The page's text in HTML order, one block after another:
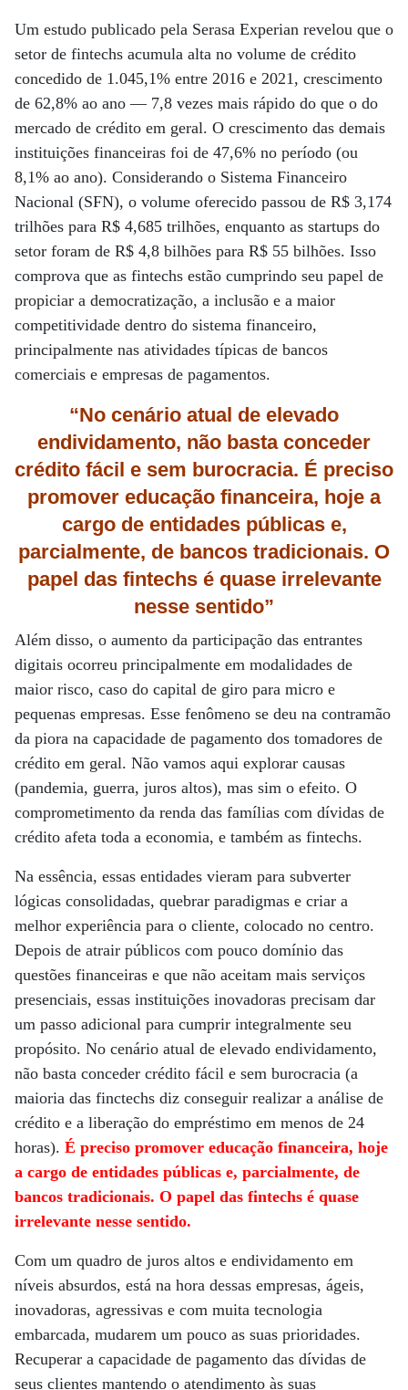
Um estudo publicado pela Serasa Experian revelou que o
setor de fintechs acumula alta no volume de crédito
concedido de 1.045,1% entre 2016 e 2021, crescimento
de 62,8% ao ano — 7,8 vezes mais rápido do que o do
mercado de crédito em geral. O crescimento das demais
instituições financeiras foi de 47,6% no período (ou
8,1% ao ano). Considerando o Sistema Financeiro
Nacional (SFN), o volume oferecido passou de R$ 3,174
trilhões para R$ 4,685 trilhões, enquanto as startups do
setor foram de R$ 4,8 bilhões para R$ 55 bilhões. Isso
comprova que as fintechs estão cumprindo seu papel de
propiciar a democratização, a inclusão e a maior
competitividade dentro do sistema financeiro,
principalmente nas atividades típicas de bancos
comerciais e empresas de pagamentos.
“No cenário atual de elevado
endividamento, não basta conceder
crédito fácil e sem burocracia. É preciso
promover educação financeira, hoje a
cargo de entidades públicas e,
parcialmente, de bancos tradicionais. O
papel das fintechs é quase irrelevante
nesse sentido”
Além disso, o aumento da participação das entrantes
digitais ocorreu principalmente em modalidades de
maior risco, caso do capital de giro para micro e
pequenas empresas. Esse fenômeno se deu na contramão
da piora na capacidade de pagamento dos tomadores de
crédito em geral. Não vamos aqui explorar causas
(pandemia, guerra, juros altos), mas sim o efeito. O
comprometimento da renda das famílias com dívidas de
crédito afeta toda a economia, e também as fintechs.
Na essência, essas entidades vieram para subverter
lógicas consolidadas, quebrar paradigmas e criar a
melhor experiência para o cliente, colocado no centro.
Depois de atrair públicos com pouco domínio das
questões financeiras e que não aceitam mais serviços
presenciais, essas instituições inovadoras precisam dar
um passo adicional para cumprir integralmente seu
propósito. No cenário atual de elevado endividamento,
não basta conceder crédito fácil e sem burocracia (a
maioria das finctechs diz conseguir realizar a análise de
crédito e a liberação do empréstimo em menos de 24
horas). É preciso promover educação financeira, hoje
a cargo de entidades públicas e, parcialmente, de
bancos tradicionais. O papel das fintechs é quase
irrelevante nesse sentido.
Com um quadro de juros altos e endividamento em
níveis absurdos, está na hora dessas empresas, ágeis,
inovadoras, agressivas e com muita tecnologia
embarcada, mudarem um pouco as suas prioridades.
Recuperar a capacidade de pagamento das dívidas de
seus clientes mantendo o atendimento às suas